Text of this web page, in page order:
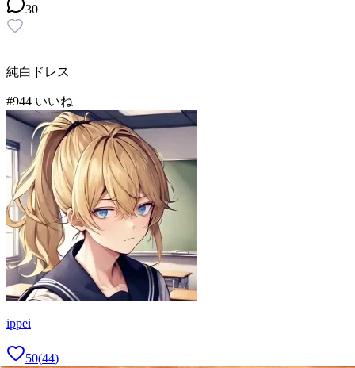
30
純白ドレス
#944 いいね
ippei
50(44)